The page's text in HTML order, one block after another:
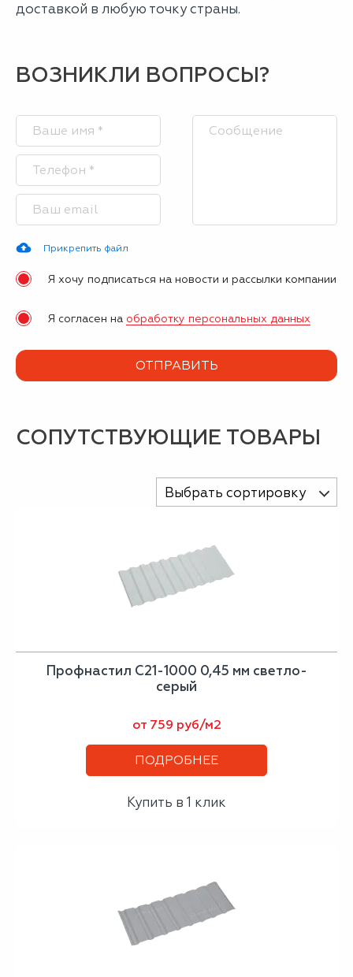
доставкой в любую точку страны.
ВОЗНИКЛИ ВОПРОСЫ?
Прикрепить файл
Я хочу подписаться на новости и рассылки компании
Я согласен на обработку персональных данных
СОПУТСТВУЮЩИЕ ТОВАРЫ
Выбрать сортировку
Профнастил С21-1000 0,45 мм светло-
серый
от 759 руб/м2
ПОДРОБНЕЕ
Купить в 1 клик